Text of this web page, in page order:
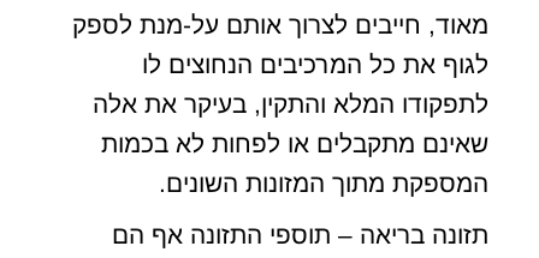
מאוד, חייבים לצרוך אותם על-מנת לספק
לגוף את כל המרכיבים הנחוצים לו
לתפקודו המלא והתקין, בעיקר את אלה
שאינם מתקבלים או לפחות לא בכמות
המספקת מתוך המזונות השונים.
תזונה בריאה – תוספי התזונה אף הם